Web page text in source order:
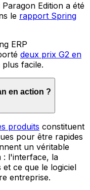
Edition a été
le rapport Spring
ERP
deux prix G2 en
plus facile.
en action ?
produits constituent
pour être rapides
un véritable
: l'interface, la
ce que le logiciel
entreprise.